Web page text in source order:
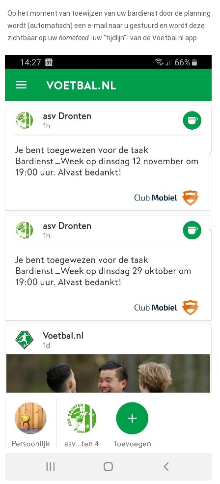
Op het moment van toewijzen van uw bardienst door de planning
wordt (automatisch) een e-mail naar u gestuurd en wordt deze
zichtbaar op uw homefeed -uw “tijdlijn”- van de Voetbal.nl app.